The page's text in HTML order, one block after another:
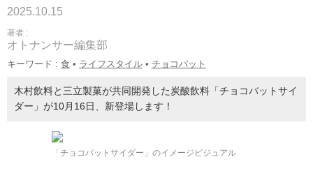
2025.10.15
著者 :
オトナンサー編集部
キーワード : 食 • ライフスタイル • チョコバット
木村飲料と三立製菓が共同開発した炭酸飲料「チョコバットサイ
ダー」が10月16日、新登場します！
「チョコバットサイダー」のイメージビジュアル